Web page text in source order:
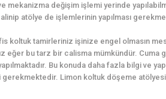
mekanizma değişim işlemi yerinde
atölye de işlemlerinin yapılması
koltuk tamirleriniz işinize engel olmasın
eğer bu tarz bir calisma mümkündür. Cuma
Bu konuda daha fazla bilgi ve
Limon koltuk döşeme